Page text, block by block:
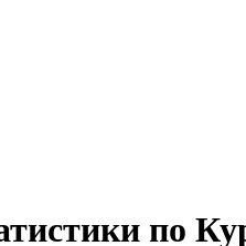
по